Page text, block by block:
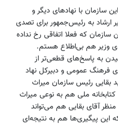
سازمان با نهادهای دیگر و
ارشاد به رئیس‌جمهور برای تصدی
که فعلا اتفاقی رخ نداده
وزیر هم بی‌اطلاع هستم.
به پاسخ‌های قطعی‌تر از
فرهنگ عمومی و دبیرکل نهاد
بقایی رئیس سازمان میراث
ملی هم به نوعی میراث
آقای بقایی هم می‌تواند
این پیگیری‌ها هم به نتیجه‌ای